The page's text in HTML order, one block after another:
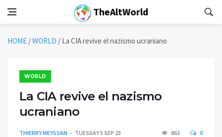
TheAltWorld
HOME /WORLD / La CIA revive el nazismo ucraniano
WORLD
La CIA revive el nazismo
ucraniano
THIERRY MEYSSAN TUESDAY 5 SEP 23 863 0